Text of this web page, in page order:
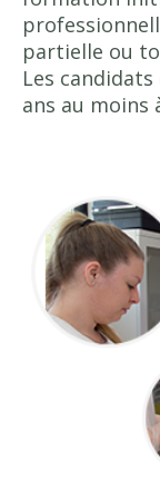
Formations
Devenir
Le metier
Pratique /
Stages à
Coûts et Aides
Devenir Aide-
Le metier
Pratique /
Coûts et
partielle ou
Les
ans au